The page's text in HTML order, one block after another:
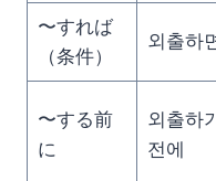
〜すれば
（条件）
외출하
〜する前
に
외출하
전에